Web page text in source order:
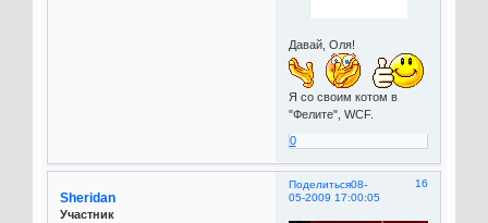
Давай, Оля!
Я со своим котом в
"Фелите", WCF.
0
Поделиться 16
08-
05-2009 17:00:05
Sheridan
Участник